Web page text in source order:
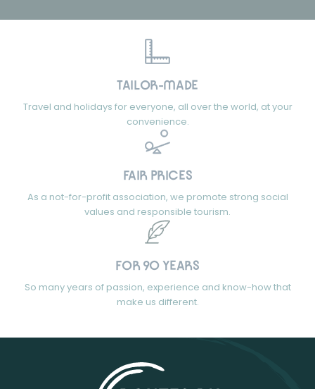
TAILOR-MADE
Travel and holidays for everyone, all over the world, at your
convenience.
FAIR PRICES
As a not-for-profit association, we promote strong social
values and responsible tourism.
FOR 90 YEARS
So many years of passion, experience and know-how that
make us different.